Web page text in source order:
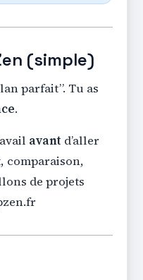
(simple)
parfait”. Tu as
.
avant d’aller
comparaison,
de projets